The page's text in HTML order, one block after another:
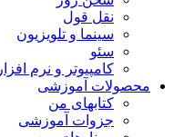
نقل قول
سینما و تلویزیون
سئو
کامپیوتر و نرم افزار
محصولات آموزشی
کتابهای من
جزوات آموزشی